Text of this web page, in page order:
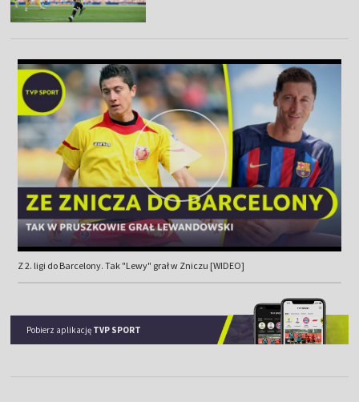
Z 2. ligi do Barcelony. Tak "Lewy" grał w Zniczu [WIDEO]
Pobierz aplikację TVP SPORT